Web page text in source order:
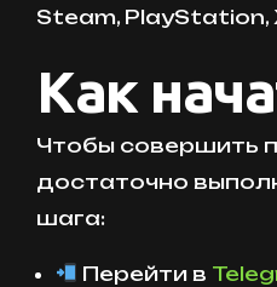
Steam, PlayStation,
Как
Чтобы совершить
достаточно
шага:
Перейти в